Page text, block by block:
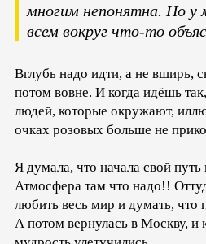
многим непонятна. Но у
всем вокруг что-то
Вглубь надо идти, а не вширь,
потом вовне. И когда идёшь
людей, которые окружают,
очках розовых больше не
Я думала, что начала свой
Атмосфера там что надо!!
любить весь мир и думать, что
А потом вернулась в Москву, и